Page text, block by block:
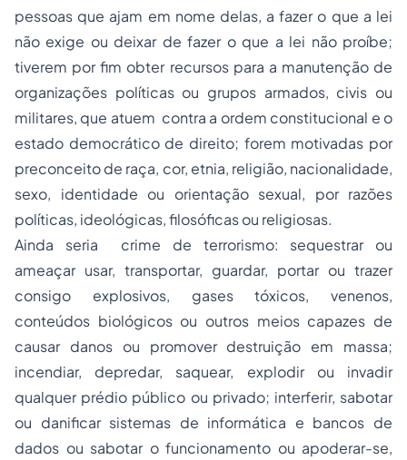
pessoas que ajam em nome delas, a fazer o que a lei
não exige ou deixar de fazer o que a lei não proíbe;
tiverem por fim obter recursos para a manutenção de
organizações políticas ou grupos armados, civis ou
militares, que atuem contra a ordem constitucional e o
estado democrático de direito; forem motivadas por
preconceito de raça, cor, etnia, religião, nacionalidade,
sexo, identidade ou orientação sexual, por razões
políticas, ideológicas, filosóficas ou religiosas.
Ainda seria crime de terrorismo: sequestrar ou
ameaçar usar, transportar, guardar, portar ou trazer
consigo explosivos, gases tóxicos, venenos,
conteúdos biológicos ou outros meios capazes de
causar danos ou promover destruição em massa;
incendiar, depredar, saquear, explodir ou invadir
qualquer prédio público ou privado; interferir, sabotar
ou danificar sistemas de informática e bancos de
dados ou sabotar o funcionamento ou apoderar-se,